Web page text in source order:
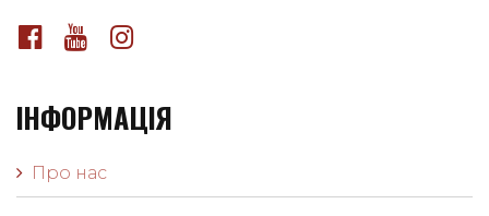
ІНФОРМАЦІЯ
Про нас